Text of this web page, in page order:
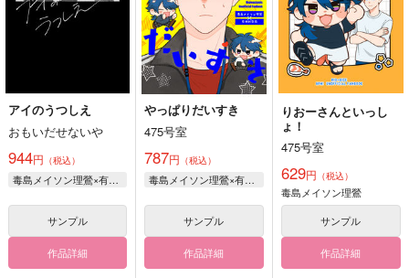
アイのうつしえ
おもいだせないや
944円 （税込）
毒島メイソン理鶯×有栖川帝統
サンプル
作品詳細
やっぱりだいすき
475号室
787円 （税込）
毒島メイソン理鶯×有栖川帝統
サンプル
作品詳細
りおーさんといっし
ょ！
475号室
629円 （税込）
毒島メイソン理鶯
サンプル
作品詳細